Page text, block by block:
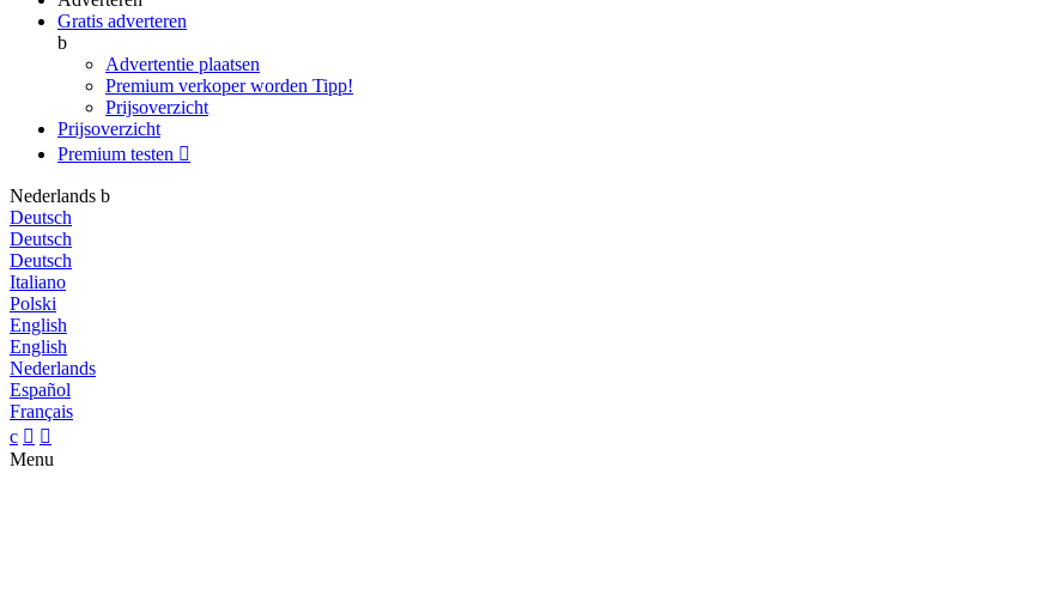
Gratis adverteren
b
Advertentie plaatsen
Premium verkoper worden Tipp!
Prijsoverzicht
Prijsoverzicht
Premium testen 
Nederlands b
Deutsch
Deutsch
Deutsch
Italiano
Polski
English
English
Nederlands
Español
Français
c  
Menu